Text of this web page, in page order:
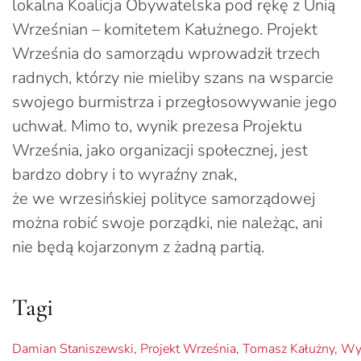
lokalna Koalicja Obywatelska pod rękę z Unią
Wrześnian – komitetem Kałużnego. Projekt
Września do samorządu wprowadził trzech
radnych, którzy nie mieliby szans na wsparcie
swojego burmistrza i przegłosowywanie jego
uchwał. Mimo to, wynik prezesa Projektu
Września, jako organizacji społecznej, jest
bardzo dobry i to wyraźny znak,
że we wrzesińskiej polityce samorządowej
można robić swoje porządki, nie należąc, ani
nie będą kojarzonym z żadną partią.
Tagi
Damian Staniszewski, Projekt Września, Tomasz Kałużny,